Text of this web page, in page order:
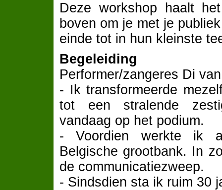
Deze workshop haalt
boven om je met je
einde tot in hun kleinste
Begeleiding
Performer/zangeres Di
- Ik transformeerde
tot een stralende
vandaag op het podium.
- Voordien werkte ik
Belgische grootbank. In
de communicatiezweep.
- Sindsdien sta ik ruim 30